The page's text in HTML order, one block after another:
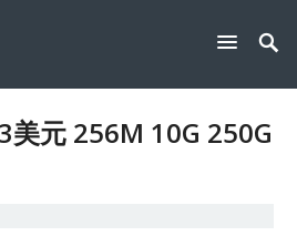
美元 256M 10G 250G